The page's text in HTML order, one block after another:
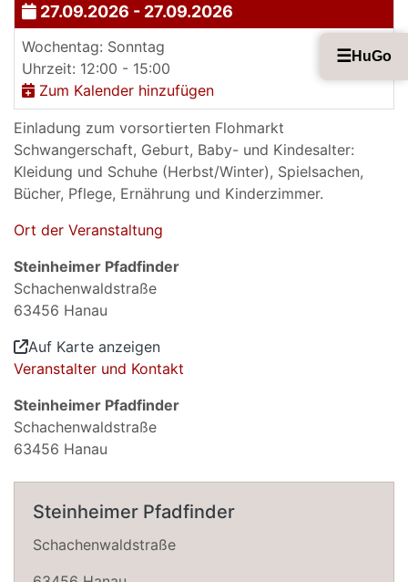
27.09.2026 - 27.09.2026
Wochentag: Sonntag
Uhrzeit: 12:00 - 15:00
Zum Kalender hinzufügen
Einladung zum vorsortierten Flohmarkt
Schwangerschaft, Geburt, Baby- und Kindesalter:
Kleidung und Schuhe (Herbst/Winter), Spielsachen,
Bücher, Pflege, Ernährung und Kinderzimmer.
Ort der Veranstaltung
Steinheimer Pfadfinder
Schachenwaldstraße
63456 Hanau
Auf Karte anzeigen
Veranstalter und Kontakt
Steinheimer Pfadfinder
Schachenwaldstraße
63456 Hanau
Steinheimer Pfadfinder
Schachenwaldstraße
☰HuGo